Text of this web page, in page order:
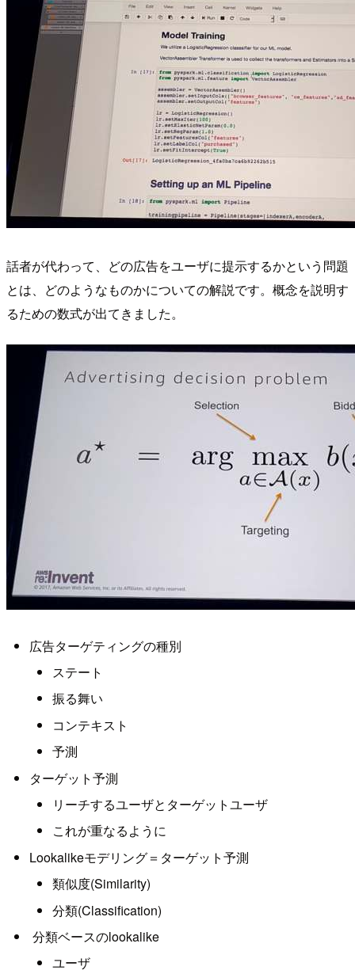
話者が代わって、どの広告をユーザに提示するかという問題
とは、どのようなものかについての解説です。概念を説明す
るための数式が出てきました。
広告ターゲティングの種別
ステート
振る舞い
コンテキスト
予測
ターゲット予測
リーチするユーザとターゲットユーザ
これが重なるように
Lookalikeモデリング＝ターゲット予測
類似度(Similarity)
分類(Classification)
分類ベースのlookalike
ユーザ